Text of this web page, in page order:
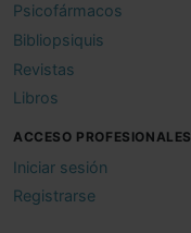
Psicofármacos
Bibliopsiquis
Revistas
Libros
ACCESO PROFESIONALES
Iniciar sesión
Registrarse